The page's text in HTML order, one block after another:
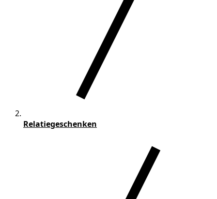
Relatiegeschenken